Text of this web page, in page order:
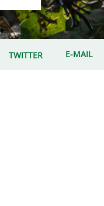
TWITTER E-MAIL